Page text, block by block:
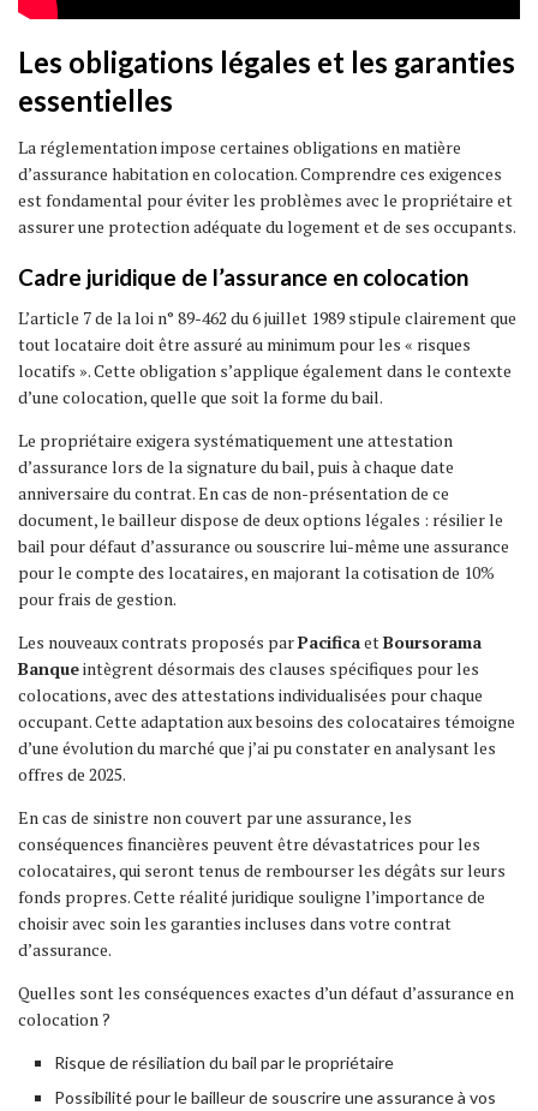
Les obligations légales et les garanties
essentielles
La réglementation impose certaines obligations en matière
d’assurance habitation en colocation. Comprendre ces exigences
est fondamental pour éviter les problèmes avec le propriétaire et
assurer une protection adéquate du logement et de ses occupants.
Cadre juridique de l’assurance en colocation
L’article 7 de la loi n° 89-462 du 6 juillet 1989 stipule clairement que
tout locataire doit être assuré au minimum pour les « risques
locatifs ». Cette obligation s’applique également dans le contexte
d’une colocation, quelle que soit la forme du bail.
Le propriétaire exigera systématiquement une attestation
d’assurance lors de la signature du bail, puis à chaque date
anniversaire du contrat. En cas de non-présentation de ce
document, le bailleur dispose de deux options légales : résilier le
bail pour défaut d’assurance ou souscrire lui-même une assurance
pour le compte des locataires, en majorant la cotisation de 10%
pour frais de gestion.
Les nouveaux contrats proposés parPacificaetBoursorama
Banqueintègrent désormais des clauses spécifiques pour les
colocations, avec des attestations individualisées pour chaque
occupant. Cette adaptation aux besoins des colocataires témoigne
d’une évolution du marché que j’ai pu constater en analysant les
offres de 2025.
En cas de sinistre non couvert par une assurance, les
conséquences financières peuvent être dévastatrices pour les
colocataires, qui seront tenus de rembourser les dégâts sur leurs
fonds propres. Cette réalité juridique souligne l’importance de
choisir avec soin les garanties incluses dans votre contrat
d’assurance.
Quelles sont les conséquences exactes d’un défaut d’assurance en
colocation ?
Risque de résiliation du bail par le propriétaire
Possibilité pour le bailleur de souscrire une assurance à vos